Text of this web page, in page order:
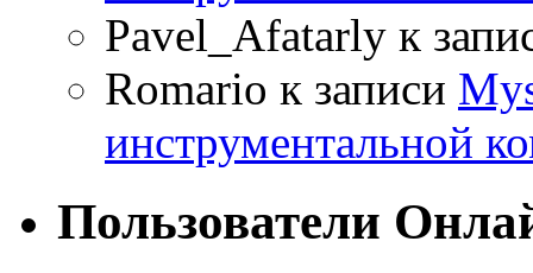
Pavel_Afatarly к
Romario к записи
инструментальной
Пользователи